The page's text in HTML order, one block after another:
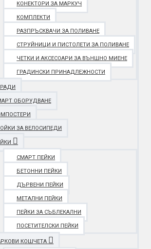
КОНЕКТОРИ ЗА МАРКУЧ
КОМПЛЕКТИ
РАЗПРЪСКВАЧИ ЗА ПОЛИВАНЕ
СТРУЙНИЦИ И ПИСТОЛЕТИ ЗА ПОЛИВАНЕ
ЧЕТКИ И АКСЕСОАРИ ЗА ВЪНШНО МИЕНЕ
ГРАДИНСКИ ПРИНАДЛЕЖНОСТИ
ОБОРУДВАНЕ
ЗА ВЕЛОСИПЕДИ
СМАРТ ПЕЙКИ
БЕТОННИ ПЕЙКИ
ДЪРВЕНИ ПЕЙКИ
МЕТАЛНИ ПЕЙКИ
ПЕЙКИ ЗА СЪБЛЕКАЛНИ
ПОСЕТИТЕЛСКИ ПЕЙКИ
КОШЧЕТА